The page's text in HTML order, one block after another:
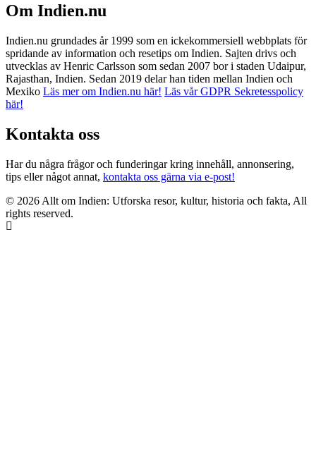
Om Indien.nu
Indien.nu grundades år 1999 som en ickekommersiell webbplats för
spridande av information och resetips om Indien. Sajten drivs och
utvecklas av Henric Carlsson som sedan 2007 bor i staden Udaipur,
Rajasthan, Indien. Sedan 2019 delar han tiden mellan Indien och
Mexiko Läs mer om Indien.nu här! Läs vår GDPR Sekretesspolicy
här!
Kontakta oss
Har du några frågor och funderingar kring innehåll, annonsering,
tips eller något annat, kontakta oss gärna via e-post!
© 2026 Allt om Indien: Utforska resor, kultur, historia och fakta, All
rights reserved.